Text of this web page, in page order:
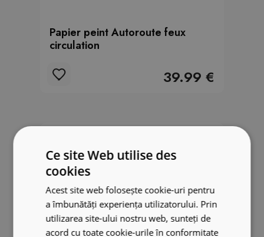
Papier peint Autoroute feux
circulation
39.99 €
Ce site Web utilise des
cookies
Acest site web folosește cookie-uri pentru
a îmbunătăți experiența utilizatorului. Prin
utilizarea site-ului nostru web, sunteți de
acord cu toate cookie-urile în conformitate